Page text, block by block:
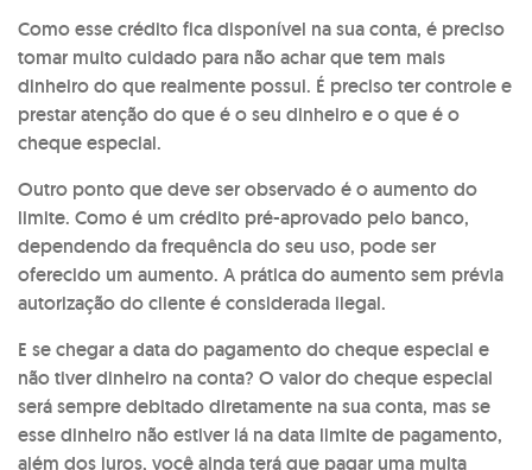
Como esse crédito fica disponível na sua conta, é preciso
tomar muito cuidado para não achar que tem mais
dinheiro do que realmente possui. É preciso ter controle e
prestar atenção do que é o seu dinheiro e o que é o
cheque especial.
Outro ponto que deve ser observado é o aumento do
limite. Como é um crédito pré-aprovado pelo banco,
dependendo da frequência do seu uso, pode ser
oferecido um aumento. A prática do aumento sem prévia
autorização do cliente é considerada ilegal.
E se chegar a data do pagamento do cheque especial e
não tiver dinheiro na conta? O valor do cheque especial
será sempre debitado diretamente na sua conta, mas se
esse dinheiro não estiver lá na data limite de pagamento,
além dos juros, você ainda terá que pagar uma multa